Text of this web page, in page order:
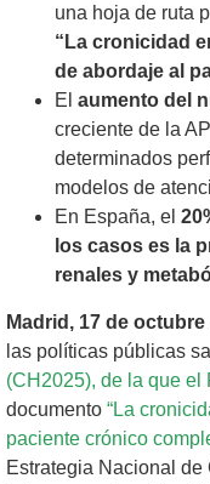
una hoja de ruta
“La cronicidad
de abordaje al
El aumento del
creciente de la
determinados
modelos de
En España, el
los casos es la
renales y
Madrid, 17 de octubre
las políticas públicas
(CH2025), de la que el
documento “La
paciente crónico
Estrategia Nacional